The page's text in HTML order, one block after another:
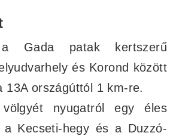
Gada patak kertszerű
és Korond között
13A országúttól 1 km-re.
nyugatról egy éles
a Kecseti-hegy és a Duzzó-